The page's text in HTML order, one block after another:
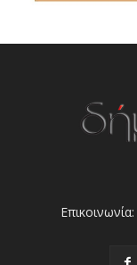
Επικοινωνία: